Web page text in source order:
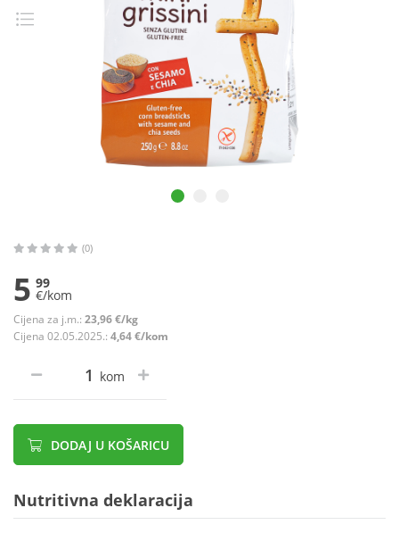
(0)
5 99
€/kom
Cijena za j.m.: 23,96 €/kg
Cijena 02.05.2025.: 4,64 €/kom
kom
DODAJ U KOŠARICU
Nutritivna deklaracija